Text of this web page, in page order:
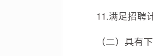
11.满足招聘计
（二）具有下